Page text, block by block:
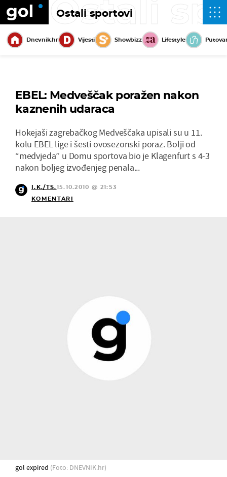
Ostali sportovi
Ostali
Dnevnik.hr Vijesti Showbizz Lifestyle
EBEL: Medveščak poražen nakon
kaznenih udaraca
Hokejaši zagrebačkog Medveščaka upisali su u 11.
kolu EBEL lige i šesti ovosezonski poraz. Bolji od
“medvjeda” u Domu sportova bio je Klagenfurt s 4-3
nakon boljeg izvođenjeg penala...
I.K./TS.15.10.2010 @ 21:53
KOMENTARI
gol expired (Foto: DNEVNIK.hr)